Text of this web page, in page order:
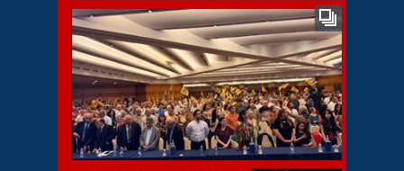
استقرار گسترده ایست و
بازرسی‌ها در سراسر کشور؛
فضای شهرها بیش‌از‌پیش امنیتی